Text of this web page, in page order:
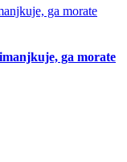
ga morate
ga morate